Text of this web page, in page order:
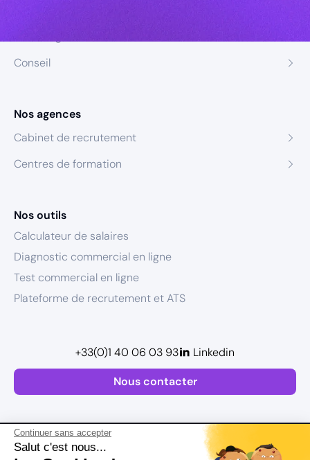
Continuer sans accepter
Salut c'est nous...
Conseil
Nos agences
Cabinet de recrutement
Centres de formation
Nos outils
Calculateur de salaires
Diagnostic commercial en ligne
Test commercial en ligne
Plateforme de recrutement et ATS
Nous contacter
+33(0)1 40 06 03 93 Linkedin